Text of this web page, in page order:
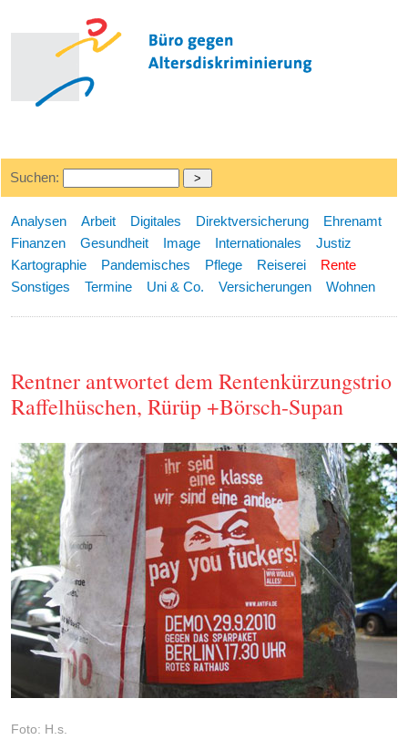
Suchen:
Analysen Arbeit Digitales Direktversicherung
Ehrenamt
Finanzen
Gesundheit Image Internationales
Justiz
Kartographie
Pandemisches Pflege Reiserei
Rente
Sonstiges
Termine Uni & Co. Versicherungen Wohnen
Rentner antwortet dem Rentenkürzungstrio
Raffelhüschen, Rürüp +Börsch-Supan
Foto: H.s.